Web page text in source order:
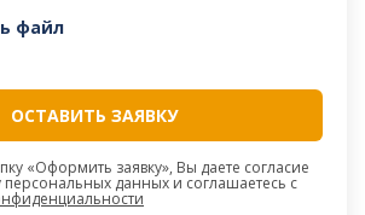
файл
«Оформить заявку», Вы даете согласие
персональных данных и соглашаетесь c